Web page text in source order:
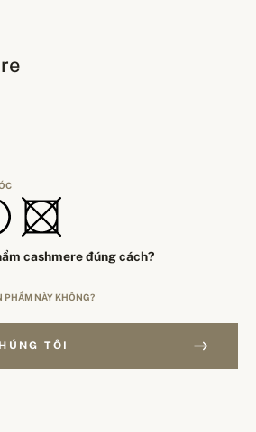
cashmere đúng cách?
PHẨM NÀY KHÔNG?
TÔI